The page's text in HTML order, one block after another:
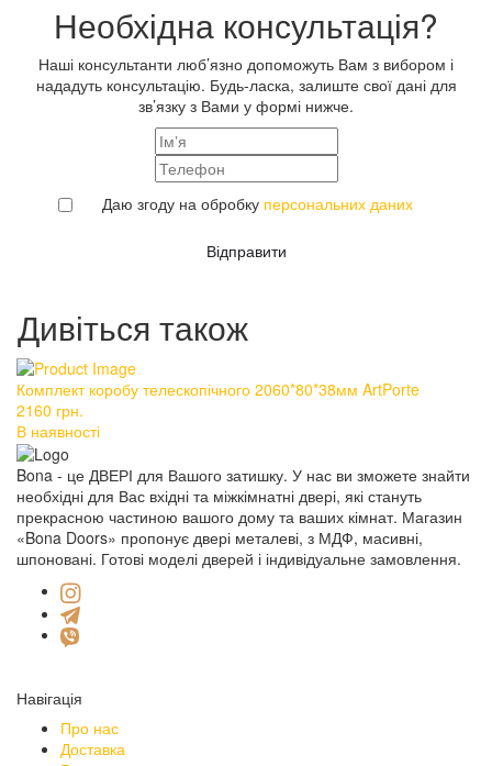
Необхідна консультація?
Наші консультанти люб’язно допоможуть Вам з вибором і
нададуть консультацію. Будь-ласка, залиште свої дані для
зв’язку з Вами у формі нижче.
Даю згоду на обробку персональних даних
Відправити
Дивіться також
Комплект коробу телескопічного 2060*80*38мм ArtPorte
2160 грн.
В наявності
Bona - це ДВЕРІ для Вашого затишку. У нас ви зможете знайти
необхідні для Вас вхідні та міжкімнатні двері, які стануть
прекрасною частиною вашого дому та ваших кімнат. Магазин
«Bona Doors» пропонує двері металеві, з МДФ, масивні,
шпоновані. Готові моделі дверей і індивідуальне замовлення.
Навігація
Про нас
Доставка